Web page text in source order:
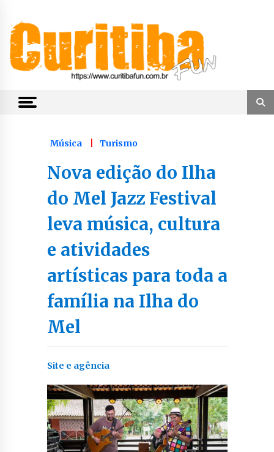
content
CuritibaFun
Música Turismo
Nova edição do Ilha
do Mel Jazz Festival
leva música, cultura
e atividades
artísticas para toda a
família na Ilha do
Mel
Site e agência